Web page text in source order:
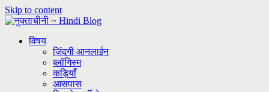
Skip to content
विषय
ज़िंदगी आनलाईन
ब्लॉगिस्म
कड़ियाँ
आसपास